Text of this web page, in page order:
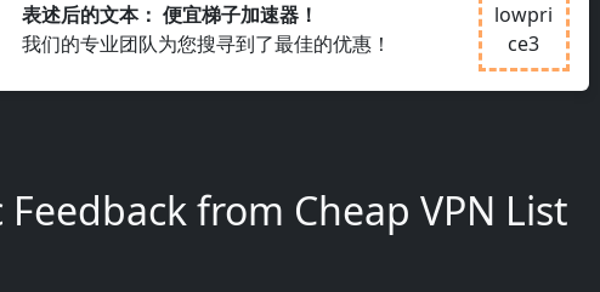
表述后的文本： 便宜梯子加速器！
我们的专业团队为您搜寻到了最佳的优惠！
lowpri
ce3
from Cheap VPN List